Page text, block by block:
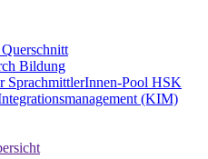
Bildung
SprachmittlerInnen-Pool HSK
(KIM)